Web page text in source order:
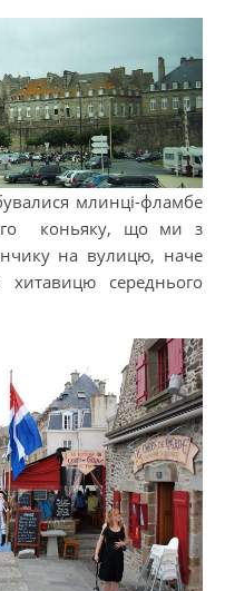
млинці-фламбе
коньяку, що ми з
на вулицю, наче
середнього